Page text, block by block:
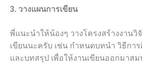
3. วางแผนการเขียน
พี่แนะนำให้น้องๆ วางโครงสร้างงานวิ
เขียนนะครับ เช่น กำหนดบทนำ วิธีกา
และบทสรุป เพื่อให้งานเขียนออกมาส